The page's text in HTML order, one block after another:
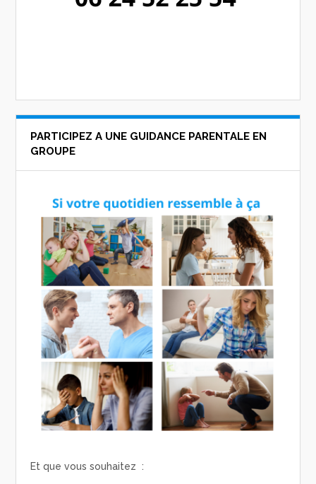
PARTICIPEZ A UNE GUIDANCE PARENTALE EN
GROUPE
Et que vous souhaitez :